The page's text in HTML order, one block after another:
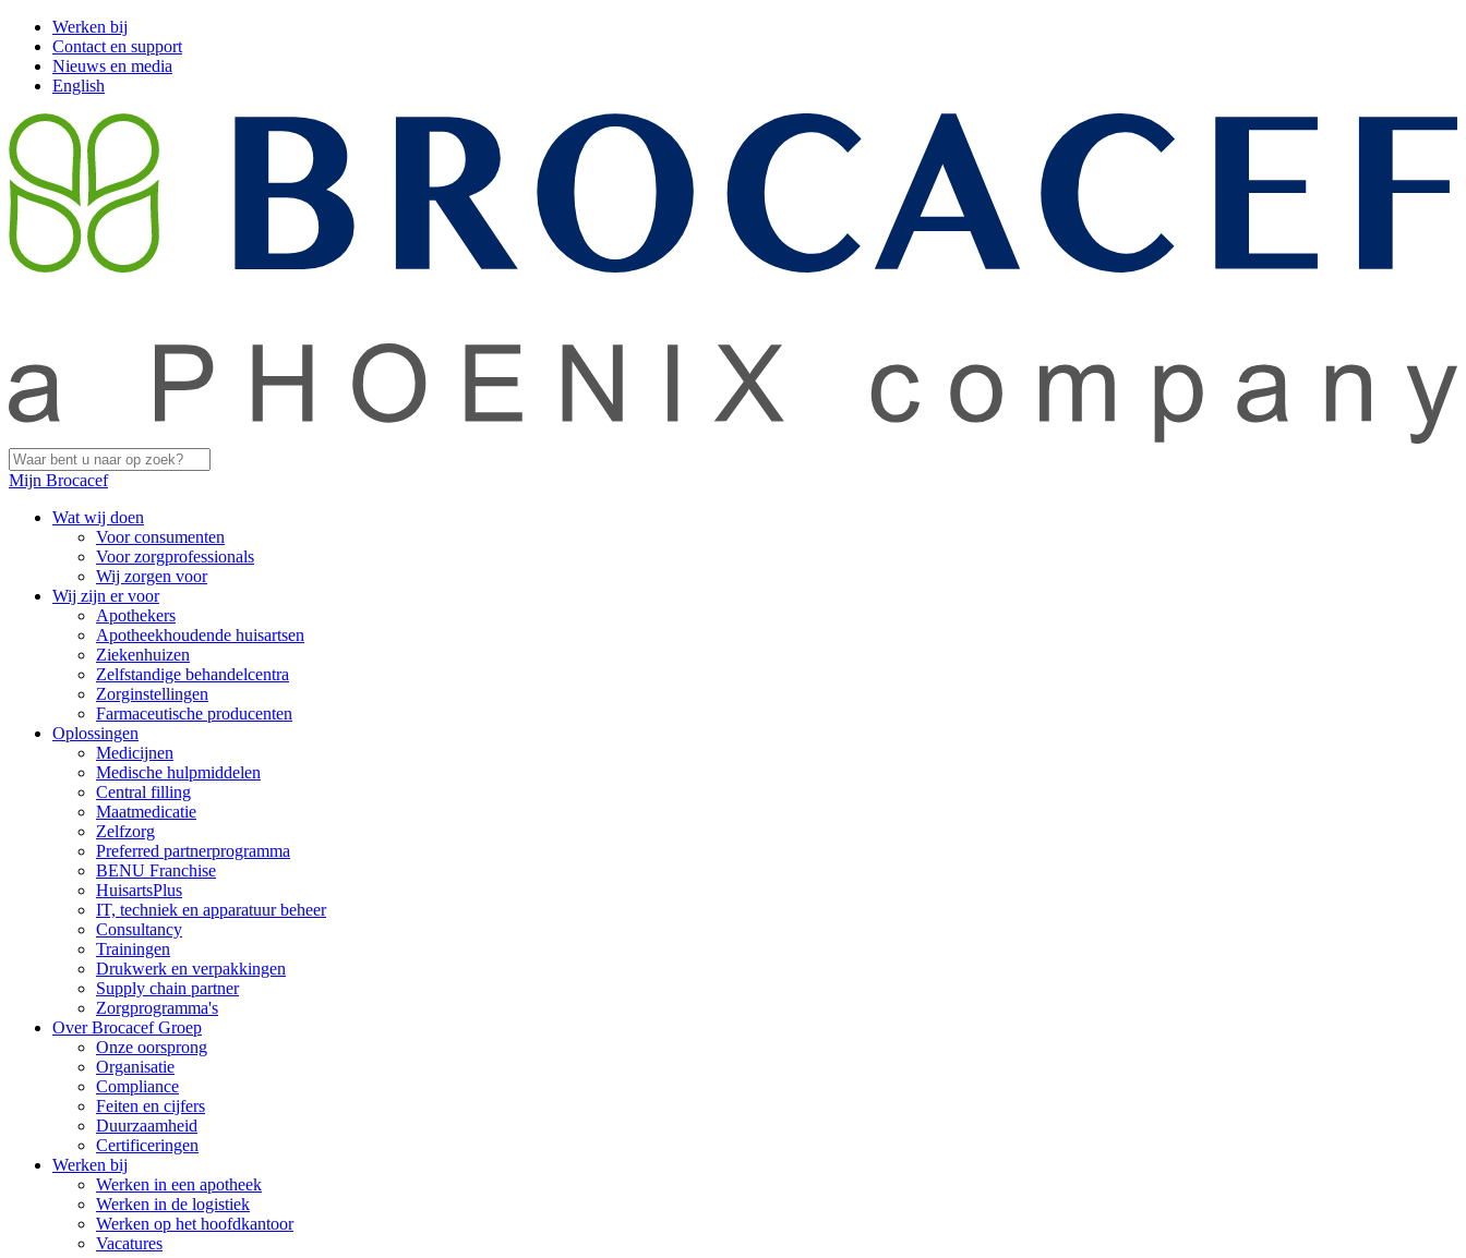
Werken bij
Contact en support
Nieuws en media
English
Mijn Brocacef
Wat wij doen
Voor consumenten
Voor zorgprofessionals
Wij zorgen voor
Wij zijn er voor
Apothekers
Apotheekhoudende huisartsen
Ziekenhuizen
Zelfstandige behandelcentra
Zorginstellingen
Farmaceutische producenten
Oplossingen
Medicijnen
Medische hulpmiddelen
Central filling
Maatmedicatie
Zelfzorg
Preferred partnerprogramma
BENU Franchise
HuisartsPlus
IT, techniek en apparatuur beheer
Consultancy
Trainingen
Drukwerk en verpakkingen
Supply chain partner
Zorgprogramma's
Over Brocacef Groep
Onze oorsprong
Organisatie
Compliance
Feiten en cijfers
Duurzaamheid
Certificeringen
Werken bij
Werken in een apotheek
Werken in de logistiek
Werken op het hoofdkantoor
Vacatures